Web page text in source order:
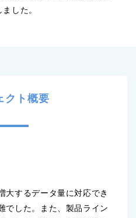
した。
クト概要
大するデータ量に対応でき
でした。また、製品ライン